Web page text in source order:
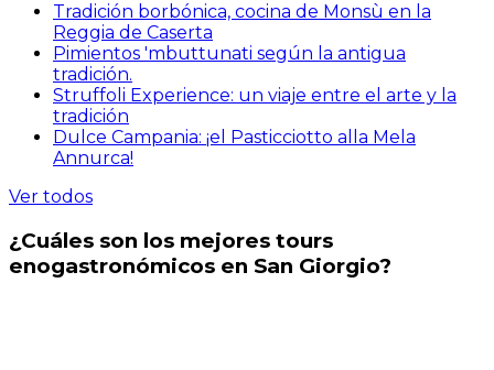
Tradición borbónica, cocina de Monsù en la
Reggia de Caserta
Pimientos 'mbuttunati según la antigua
tradición.
Struffoli Experience: un viaje entre el arte y la
tradición
Dulce Campania: ¡el Pasticciotto alla Mela
Annurca!
Ver todos
¿Cuáles son los mejores tours
enogastronómicos en San Giorgio?